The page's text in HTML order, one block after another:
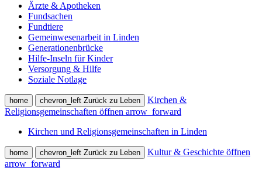
Ärzte & Apotheken
Fundsachen
Fundtiere
Gemeinwesenarbeit in Linden
Generationenbrücke
Hilfe-Inseln für Kinder
Versorgung & Hilfe
Soziale Notlage
home chevron_left Zurück zu Leben
Kirchen &
Religionsgemeinschaften öffnen arrow_forward
Kirchen und Religionsgemeinschaften in Linden
home chevron_left Zurück zu Leben
Kultur & Geschichte öffnen
arrow_forward